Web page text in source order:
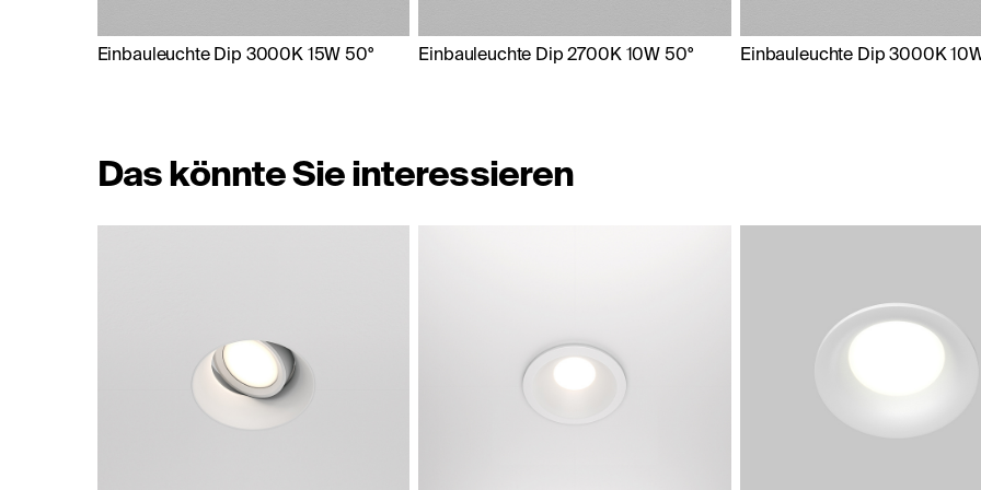
Einbauleuchte Dip 3000K 15W 50° Einbauleuchte Dip 2700K 10W 50° Einbauleuchte Dip 3000K
Das könnte Sie interessieren